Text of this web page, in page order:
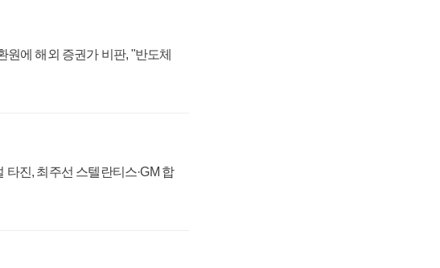
에 해외 증권가 비판, "반도체
진, 최주선 스텔란티스·GM 합